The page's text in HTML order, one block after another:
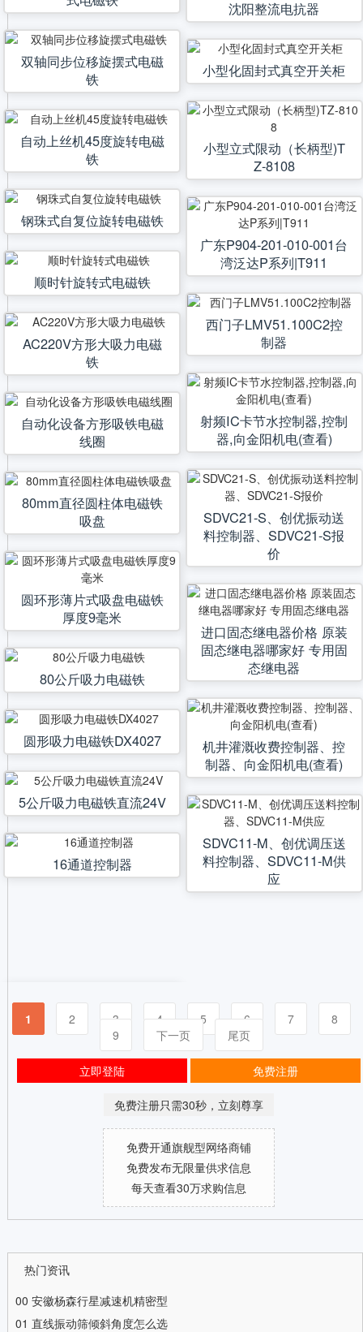
双轴同步位移旋摆式电磁
铁
自动上丝机45度旋转电磁
铁
钢珠式自复位旋转电磁铁
顺时针旋转式电磁铁
AC220V方形大吸力电磁
铁
自动化设备方形吸铁电磁
线圈
80mm直径圆柱体电磁铁
吸盘
圆环形薄片式吸盘电磁铁
厚度9毫米
80公斤吸力电磁铁
圆形吸力电磁铁DX4027
5公斤吸力电磁铁直流24V
16通道控制器
沈阳整流电抗器
小型化固封式真空开关柜
小型立式限动（长柄型)T
Z-8108
广东P904-201-010-001台
湾泛达P系列|T911
西门子LMV51.100C2控
制器
射频IC卡节水控制器,控制
器,向金阳机电(查看)
SDVC21-S、创优振动送
料控制器、SDVC21-S报
价
进口固态继电器价格 原装
固态继电器哪家好 专用固
态继电器
机井灌溉收费控制器、控
制器、向金阳机电(查看)
SDVC11-M、创优调压送
料控制器、SDVC11-M供
应
1 2 3 4 5 6 7
8
9
下一页 尾页
立即登陆 免费注册
免费注册只需30秒，立刻尊享
免费开通旗舰型网络商铺
免费发布无限量供求信息
每天查看30万求购信息
热门资讯
00 安徽杨森行星减速机精密型
01 直线振动筛倾斜角度怎么选